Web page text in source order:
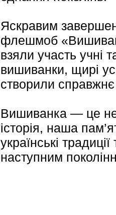
Яскравим
флешмоб
взяли участь учні
вишиванки, щирі
створили справжнє
Вишиванка — це
історія, наша
українські
наступним